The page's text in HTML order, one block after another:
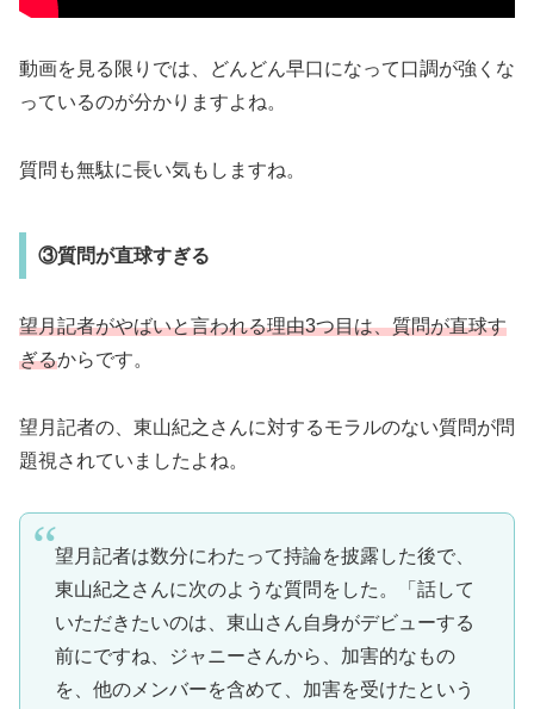
動画を見る限りでは、どんどん早口になって口調が強くな
っているのが分かりますよね。
質問も無駄に長い気もしますね。
③質問が直球すぎる
望月記者がやばいと言われる理由3つ目は、質問が直球す
ぎるからです。
望月記者の、東山紀之さんに対するモラルのない質問が問
題視されていましたよね。
望月記者は数分にわたって持論を披露した後で、
東山紀之さんに次のような質問をした。「話して
いただきたいのは、東山さん自身がデビューする
前にですね、ジャニーさんから、加害的なもの
を、他のメンバーを含めて、加害を受けたという